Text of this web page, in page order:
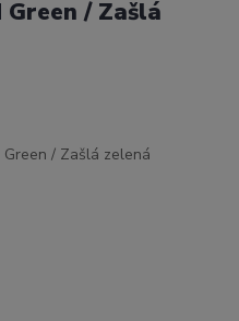
Green / Zašlá